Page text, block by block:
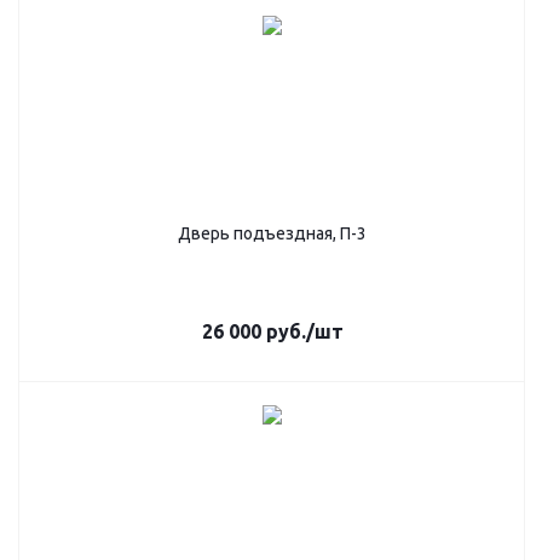
Дверь подъездная, П-3
26 000руб./шт